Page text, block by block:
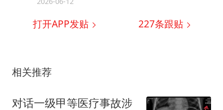
打开APP发贴 227条跟贴
相关推荐
对话一级甲等医疗事故涉